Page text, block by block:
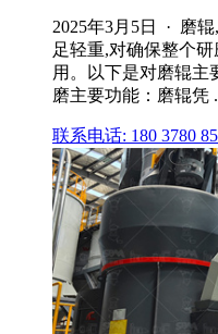
2025年3月5日 · 磨
足轻重,对确保整个
用。以下是对磨辊主
磨主要功能：磨辊凭 .
联系电话: 180 3780